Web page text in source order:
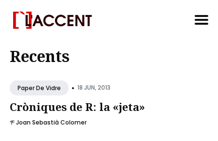
for
Recents
Paper De Vidre • 18 JUN, 2013
Cròniques de R: la «jeta»
Joan Sebastià Colomer